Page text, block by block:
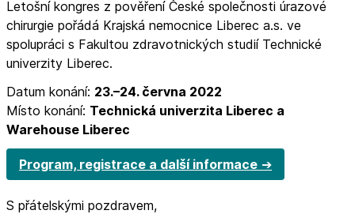
Letošní kongres z pověření České společnosti úrazové
chirurgie pořádá Krajská nemocnice Liberec a.s. ve
spolupráci s Fakultou zdravotnických studií Technické
univerzity Liberec.
Datum konání: 23.–24. června 2022
Místo konání: Technická univerzita Liberec a
Warehouse Liberec
Program, registrace a další informace
S přátelskými pozdravem,